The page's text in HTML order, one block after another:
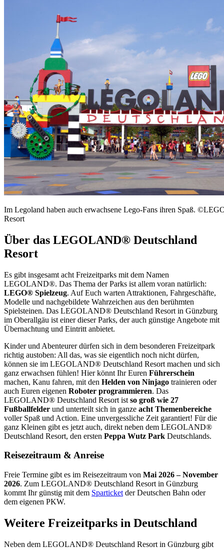
Im Legoland haben auch erwachsene Lego-Fans ihren Spaß.
Resort
Über das LEGOLAND® Deutschland
Resort
Es gibt insgesamt acht Freizeitparks mit dem Namen
LEGOLAND®. Das Thema der Parks ist allem voran natürlich:
LEGO® Spielzeug. Auf Euch warten Attraktionen, Fahrgeschäfte,
Modelle und nachgebildete Wahrzeichen aus den berühmten
Spielsteinen. Das LEGOLAND® Deutschland Resort in Günzburg
im Oberallgäu ist einer dieser Parks, der auch günstige Angebote mit
Übernachtung und Eintritt anbietet.
Kinder und Abenteurer dürfen sich in dem besonderen Freizeitpark
richtig austoben: All das, was sie eigentlich noch nicht dürfen,
können sie im LEGOLAND® Deutschland Resort machen und sich
ganz erwachsen fühlen! Hier könnt Ihr Euren Führerschein
machen, Kanu fahren, mit den Helden von Ninjago trainieren oder
auch Euren eigenen Roboter programmieren. Das
LEGOLAND® Deutschland Resort ist so groß wie 27
Fußballfelder und unterteilt sich in ganze acht Themenbereiche
voller Spaß und Action. Eine unvergessliche Zeit garantiert! Für die
ganz Kleinen gibt es jetzt auch, direkt neben dem LEGOLAND®
Deutschland Resort, den ersten Peppa Wutz Park Deutschlands.
Reisezeitraum & Anreise
Freie Termine gibt es im Reisezeitraum von Mai 2026 – November
2026. Zum LEGOLAND® Deutschland Resort in Günzburg
kommt Ihr günstig mit dem Sparticket der Deutschen Bahn oder
dem eigenen PKW.
Weitere Freizeitparks in Deutschland
Neben dem LEGOLAND® Deutschland Resort in Günzburg gibt